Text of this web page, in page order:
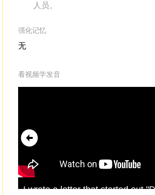
人员。
强化记忆
无
看视频学发音
I wrote a letter that started